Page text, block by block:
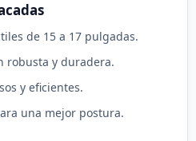
de 15 a 17 pulgadas.
robusta y duradera.
y eficientes.
una mejor postura.